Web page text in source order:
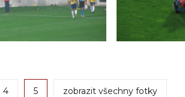
4 5 zobrazit všechny fotky